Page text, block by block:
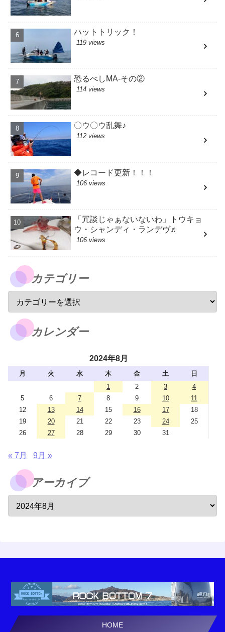
ハットトリック！
119 views
恐るべしMA-その②
114 views
〇ウ〇ウ乱舞♪
112 views
◆レコード更新！！！
106 views
「冗談じゃぁないないわ」トウキョ
ウ・シャンディ・ランデヴ♬
106 views
カテゴリー
カレンダー
2024年8月
月 火 水 木 金 土
日
1
2 3
4
5
6 7 8 9 10
11
12
13 14 15 16 17
18
19
20 21 22 23 24
25
26
27 28 29 30 31
« 7月 9月 »
アーカイブ
HOME